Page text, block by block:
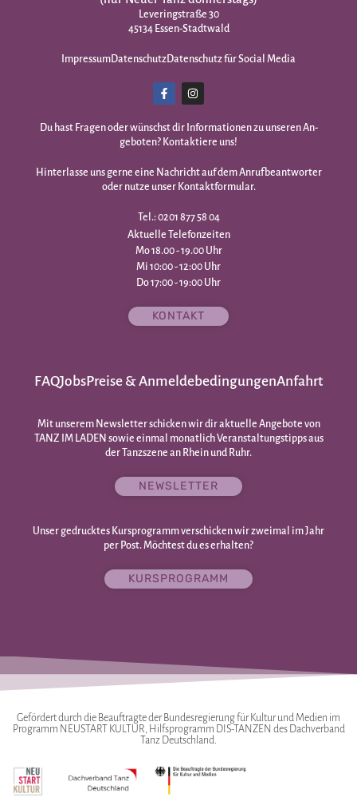
Leveringstraße 30
45134 Essen-Stadtwald
ImpressumDatenschutzDatenschutz für Social Media
Du hast Fragen oder wünschst dir Infor­mationen zu unseren An­
geboten? Kontaktiere uns!
Hinterlasse uns gerne eine Nachricht auf dem Anrufbeantworter
oder nutze unser Kontaktformular.
Tel.: 0201 877 58 04
Aktuelle Telefonzeiten
Mo 18.00 - 19.00 Uhr
Mi 10:00 - 12:00 Uhr
Do 17:00 - 19:00 Uhr
KONTAKT
FAQJobsPreise & AnmeldebedingungenAnfahrt
Mit unserem Newsletter schicken wir dir aktuelle Angebote von
TANZ IM LADEN sowie einmal monatlich Veranstaltungstipps aus
der Tanzszene an Rhein und Ruhr.
NEWSLETTER
Unser gedrucktes Kursprogramm verschicken wir zweimal im Jahr
per Post. Möchtest du es erhalten?
KURSPROGRAMM
Gefördert durch die Beauftragte der Bundesregierung für Kultur und Medien im
Programm NEUSTART KULTUR, Hilfsprogramm DIS-TANZEN des Dachverband
Tanz Deutschland.